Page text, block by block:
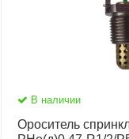
В наличии
Ороситель